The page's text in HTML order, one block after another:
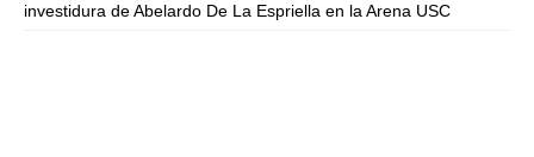
investidura de Abelardo De La Espriella en la Arena USC